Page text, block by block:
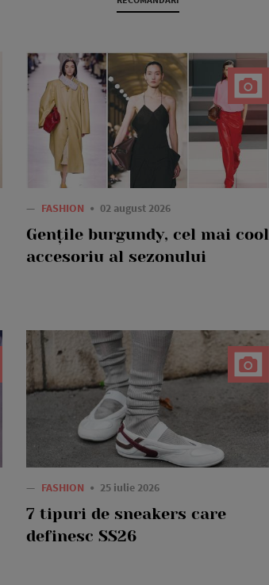
— FASHION 02 august 2026
Gențile burgundy, cel mai cool
accesoriu al sezonului
— FASHION 25 iulie 2026
7 tipuri de sneakers care
definesc SS26